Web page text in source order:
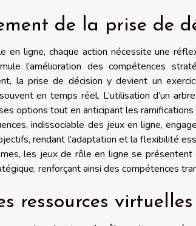
de la prise de
en ligne, chaque action nécessite une
l’amélioration des compétences
la prise de décision y devient un
en temps réel. L’utilisation d’un
options tout en anticipant les
indissociable des jeux en ligne,
rendant l’adaptation et la flexibilité
les jeux de rôle en ligne se
renforçant ainsi des compétences
ressources virtuelles